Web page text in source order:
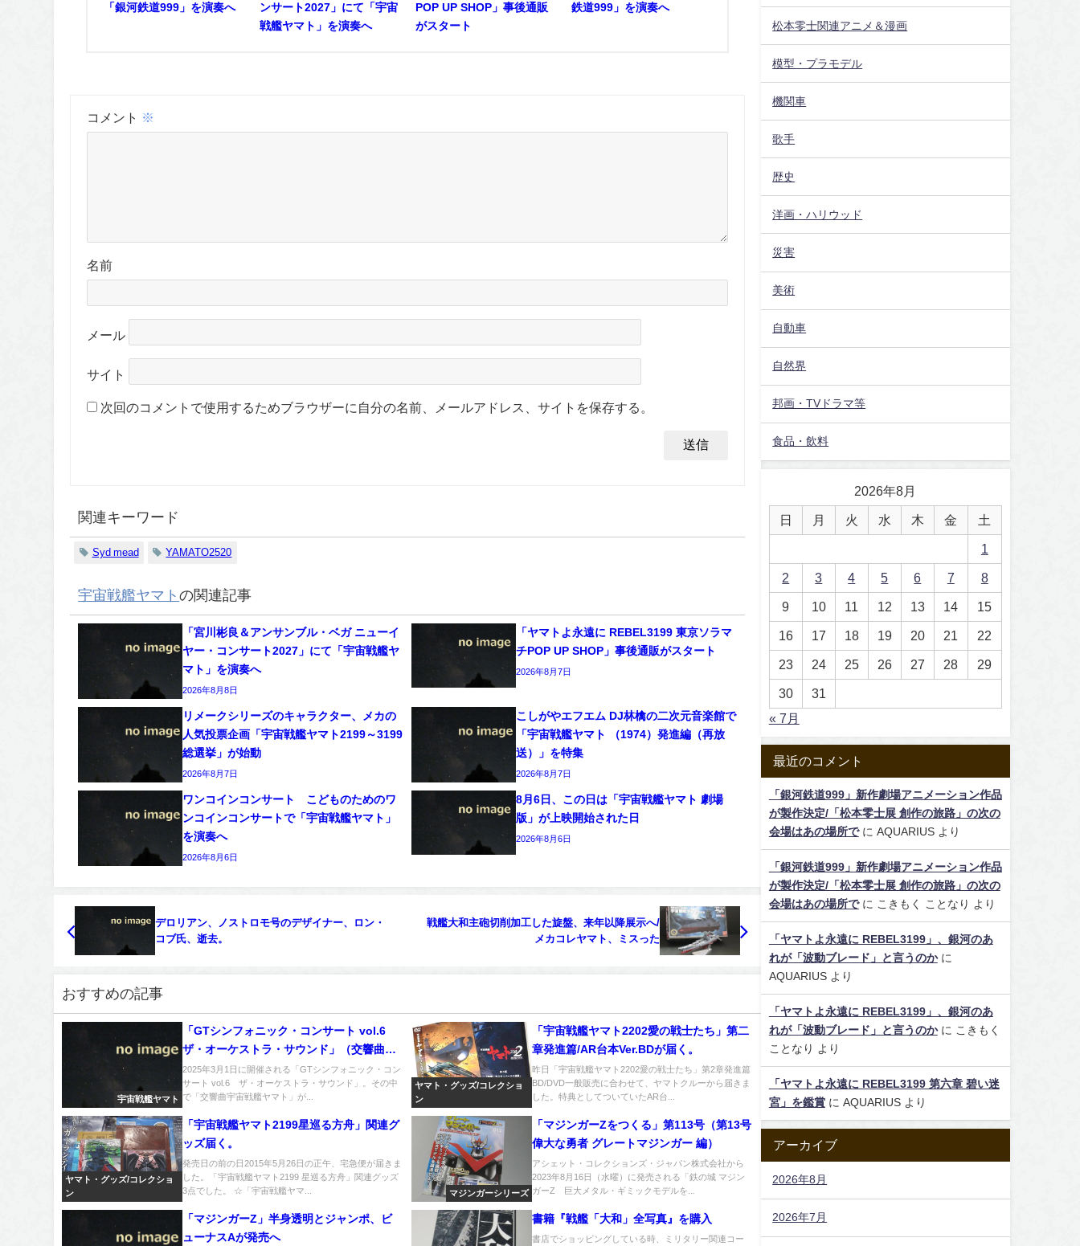
「銀河鉄道999」を演奏へ
ンサート2027」にて「宇宙
戦艦ヤマト」を演奏へ
POP UP SHOP」事後通販
がスタート
鉄道999」を演奏へ
コメント ※
名前
メール
サイト
次回のコメントで使用するためブラウザーに自分の名前、メールアドレス、サイトを保存する。
関連キーワード
Syd mead YAMATO2520
宇宙戦艦ヤマトの関連記事
「宮川彬良＆アンサンブル・ベガ ニューイ
ヤー・コンサート2027」にて「宇宙戦艦ヤ
マト」を演奏へ
2026年8月8日
「ヤマトよ永遠に REBEL3199 東京ソラマ
チPOP UP SHOP」事後通販がスタート
2026年8月7日
リメークシリーズのキャラクター、メカの
人気投票企画「宇宙戦艦ヤマト2199～3199
総選挙」が始動
2026年8月7日
こしがやエフエム DJ林檎の二次元音楽館で
「宇宙戦艦ヤマト （1974）発進編（再放
送）」を特集
2026年8月7日
ワンコインコンサート こどものためのワ
ンコインコンサートで「宇宙戦艦ヤマト」
を演奏へ
2026年8月6日
8月6日、この日は「宇宙戦艦ヤマト 劇場
版」が上映開始された日
2026年8月6日
デロリアン、ノストロモ号のデザイナー、ロン・
コブ氏、逝去。
戦艦大和主砲切削加工した旋盤、来年以降展示へ/
メカコレヤマト、ミスった
おすすめの記事
宇宙戦艦ヤマト
「GTシンフォニック・コンサート vol.6
ザ・オーケストラ・サウンド」（交響曲宇
宙戦艦ヤマトあり）のチケットを確保
2025年3月1日に開催される「GTシンフォニック・コン
サート vol.6 ザ・オーケストラ・サウンド」。その中
で「交響曲宇宙戦艦ヤマト」が...
ヤマト・グッズ/コレクショ
ン
「宇宙戦艦ヤマト2202愛の戦士たち」第二
章発進篇/AR台本Ver.BDが届く。
昨日「宇宙戦艦ヤマト2202愛の戦士たち」第2章発進篇
BD/DVD一般販売に合わせて、ヤマトクルーから届きま
した。特典としてついていたAR台...
ヤマト・グッズ/コレクショ
ン
「宇宙戦艦ヤマト2199星巡る方舟」関連グ
ッズ届く。
発売日の前の日2015年5月26日の正午、宅急便が届きま
した。「宇宙戦艦ヤマト2199 星巡る方舟」関連グッズ
3点でした。 ☆「宇宙戦艦ヤマ...
マジンガーシリーズ
「マジンガーZをつくる」第113号（第13号
偉大な勇者 グレートマジンガー 編）
アシェット・コレクションズ・ジャパン株式会社から
2023年8月16日（水曜）に発売される「鉄の城 マジン
ガーZ 巨大メタル・ギミックモデルを...
「マジンガーZ」半身透明とジャンポ、ビ
ューナスAが発売へ
書籍『戦艦「大和」全写真』を購入
書店でショッピングしている時、ミリタリー関連コー
松本零士関連アニメ＆漫画
模型・プラモデル
機関車
歌手
歴史
洋画・ハリウッド
災害
美術
自動車
自然界
邦画・TVドラマ等
食品・飲料
2026年8月
日 月 火 水 木 金 土
1
2 3 4 5 6 7 8
9 10 11 12 13 14 15
16 17 18 19 20 21 22
23 24 25 26 27 28 29
30
31
« 7月
最近のコメント
「銀河鉄道999」新作劇場アニメーション作品
が製作決定/「松本零士展 創作の旅路」の次の
会場はあの場所でに AQUARIUSより
「銀河鉄道999」新作劇場アニメーション作品
が製作決定/「松本零士展 創作の旅路」の次の
会場はあの場所でに こきもく ことなり より
「ヤマトよ永遠に REBEL3199」、銀河のあ
れが「波動ブレード」と言うのかに
AQUARIUSより
「ヤマトよ永遠に REBEL3199」、銀河のあ
れが「波動ブレード」と言うのかに
こきもく
ことなり
より
「ヤマトよ永遠に REBEL3199 第六章 碧い迷
宮」を鑑賞に AQUARIUSより
アーカイブ
2026年8月
2026年7月